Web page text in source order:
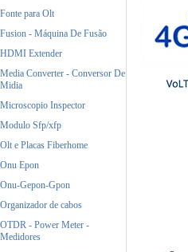
Fonte para Olt
Fusion - Máquina De Fusão
HDMI Extender
Media Converter - Conversor De
Midia
Microscopio Inspector
Modulo Sfp/xfp
Olt e Placas Fiberhome
Onu Epon
Onu-Gepon-Gpon
Organizador de cabos
OTDR - Power Meter -
Medidores